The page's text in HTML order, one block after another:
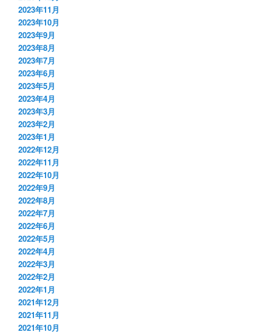
2023年11月
2023年10月
2023年9月
2023年8月
2023年7月
2023年6月
2023年5月
2023年4月
2023年3月
2023年2月
2023年1月
2022年12月
2022年11月
2022年10月
2022年9月
2022年8月
2022年7月
2022年6月
2022年5月
2022年4月
2022年3月
2022年2月
2022年1月
2021年12月
2021年11月
2021年10月